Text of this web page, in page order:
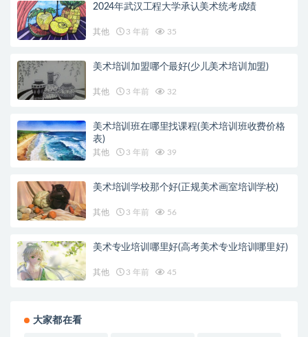
2024年武汉工程大学承认美术统考成绩
其他 3 年前 35
美术培训加盟哪个最好(少儿美术培训加盟)
其他 3 年前 32
美术培训班在哪里找课程(美术培训班收费价格
表)
其他 3 年前 39
美术培训学校那个好(正规美术画室培训学校)
其他 3 年前 56
美术专业培训哪里好(高考美术专业培训哪里好)
其他 3 年前 45
大家都在看